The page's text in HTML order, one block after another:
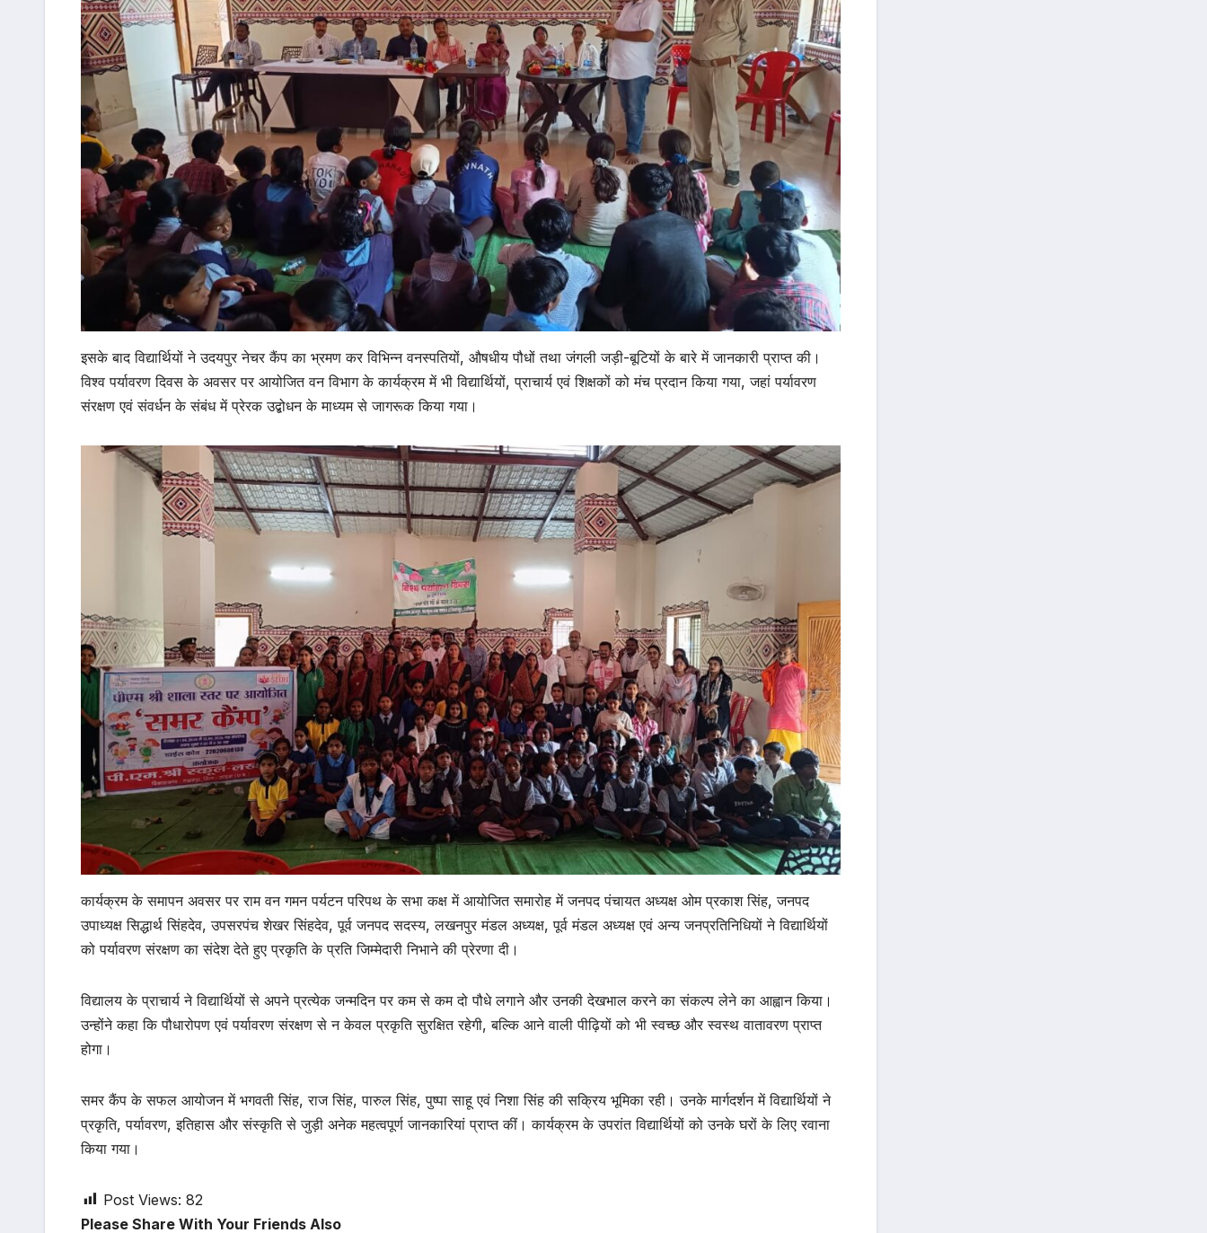
इसके बाद विद्यार्थियों ने उदयपुर नेचर कैंप का भ्रमण कर विभिन्न वनस्पतियों, औषधीय पौधों तथा जंगली जड़ी-बूटियों के बारे में जानकारी प्राप्त की।
विश्व पर्यावरण दिवस के अवसर पर आयोजित वन विभाग के कार्यक्रम में भी विद्यार्थियों, प्राचार्य एवं शिक्षकों को मंच प्रदान किया गया, जहां पर्यावरण
संरक्षण एवं संवर्धन के संबंध में प्रेरक उद्बोधन के माध्यम से जागरूक किया गया।
कार्यक्रम के समापन अवसर पर राम वन गमन पर्यटन परिपथ के सभा कक्ष में आयोजित समारोह में जनपद पंचायत अध्यक्ष ओम प्रकाश सिंह, जनपद
उपाध्यक्ष सिद्धार्थ सिंहदेव, उपसरपंच शेखर सिंहदेव, पूर्व जनपद सदस्य, लखनपुर मंडल अध्यक्ष, पूर्व मंडल अध्यक्ष एवं अन्य जनप्रतिनिधियों ने विद्यार्थियों
को पर्यावरण संरक्षण का संदेश देते हुए प्रकृति के प्रति जिम्मेदारी निभाने की प्रेरणा दी।
विद्यालय के प्राचार्य ने विद्यार्थियों से अपने प्रत्येक जन्मदिन पर कम से कम दो पौधे लगाने और उनकी देखभाल करने का संकल्प लेने का आह्वान किया।
उन्होंने कहा कि पौधारोपण एवं पर्यावरण संरक्षण से न केवल प्रकृति सुरक्षित रहेगी, बल्कि आने वाली पीढ़ियों को भी स्वच्छ और स्वस्थ वातावरण प्राप्त
होगा।
समर कैंप के सफल आयोजन में भगवती सिंह, राज सिंह, पारुल सिंह, पुष्पा साहू एवं निशा सिंह की सक्रिय भूमिका रही। उनके मार्गदर्शन में विद्यार्थियों ने
प्रकृति, पर्यावरण, इतिहास और संस्कृति से जुड़ी अनेक महत्वपूर्ण जानकारियां प्राप्त कीं। कार्यक्रम के उपरांत विद्यार्थियों को उनके घरों के लिए रवाना
किया गया।
Post Views: 82
Please Share With Your Friends Also